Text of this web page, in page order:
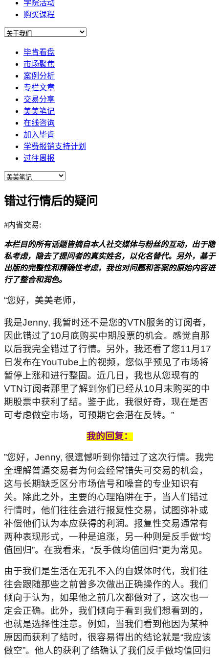
学院活动
购买课程
毕肯看盘
市场聚焦
案例分析
专栏文章
交易分享
美美笔记
在线咨询
加入毕肯
学费报销支持计划
过往周报
错过行情后的疑问
#内省交易:
本栏目的所有话题皆摘自本人社交媒体与粉丝的互动，出于隐
私考虑，隐去了提问者的真实姓名，以化名替代。另外，基于
出版的完整性和精确性考虑，我也对问题和答案的原始内容进
行了整合和润色。
“您好，美美老师，
我是Jenny, 我暂时还不是您的VTN服务的订阅者，
因此错过了10月底购买中期股票的机会。 感觉自那
以后我完全错过了行情。另外， 我还看了您11月17
日发布在YouTube上的视频， 您似乎预见了市场将
暂停上涨和进行整固。近几日， 我也从您现有的
VTN订阅者那里了解到你们已经从10月末购买的中
期股票中获利了结。鉴于此，我很好奇，现在是否
可考虑做空市场， 可预期它会潜在反转。”
我的回复：
”您好，Jenny, 很遗憾听到你错过了这次行情。 我完
全理解普通交易者为何会经常错失可交易的机会，
这与长期缺乏区分市场信号和噪音的专业知识有
关。除此之外， 主要的心理陷阱在于，当人们错过
行情时， 他们往往会进行报复性交易， 试图弥补或
补偿他们认为本应获得的利润。 报复性交易通常有
两种表现形式，一种是追涨，另一种则是反手做“均
值回归”。在我看来，“反手做均值回归”更为常见。
由于我们是生活在无孔不入的自媒体时代， 我们往
往会跟随那些之前曾多次做出正确操作的人。 我们
倾向于认为，如果他之前几次都做对了，这次也一
定会正确。 此外，我们倾向于看到我们想看到的，
也就是选择性注意。例如， 当我们看到他因为某种
原因而获利了结时，很容易得出的结论就是“我应该
做空”。他人的获利了结确认了我们反手做均值回归